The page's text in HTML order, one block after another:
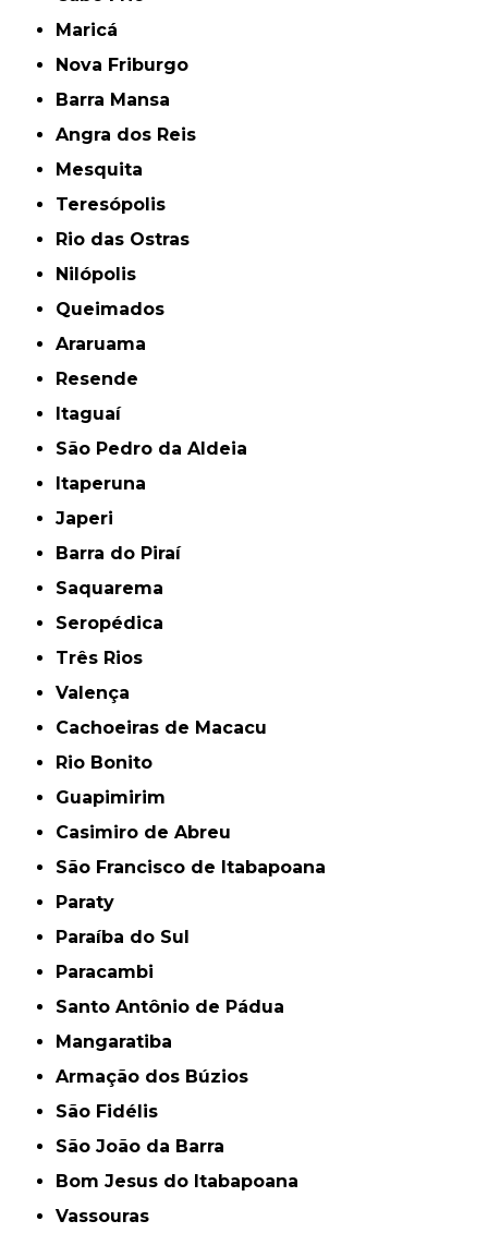
Maricá
Nova Friburgo
Barra Mansa
Angra dos Reis
Mesquita
Teresópolis
Rio das Ostras
Nilópolis
Queimados
Araruama
Resende
Itaguaí
São Pedro da Aldeia
Itaperuna
Japeri
Barra do Piraí
Saquarema
Seropédica
Três Rios
Valença
Cachoeiras de Macacu
Rio Bonito
Guapimirim
Casimiro de Abreu
São Francisco de Itabapoana
Paraty
Paraíba do Sul
Paracambi
Santo Antônio de Pádua
Mangaratiba
Armação dos Búzios
São Fidélis
São João da Barra
Bom Jesus do Itabapoana
Vassouras